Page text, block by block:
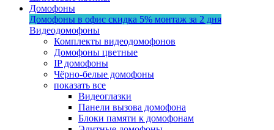
Домофоны
Домофоны в офис скидка 5% монтаж за 2 дня
Видеодомофоны
Комплекты видеодомофонов
Домофоны цветные
IP домофоны
Чёрно-белые домофоны
показать все
Видеоглазки
Панели вызова домофона
Блоки памяти к домофонам